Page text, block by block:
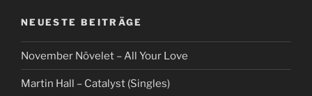
NEUESTE BEITRÄGE
November Növelet – All Your Love
Martin Hall – Catalyst (Singles)